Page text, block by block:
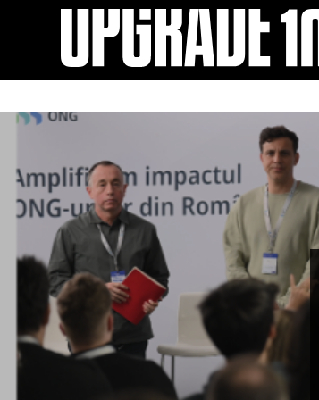
EXPERIENCE
UPGRADE 100 Festival
Speakers
Startups
Volunteers